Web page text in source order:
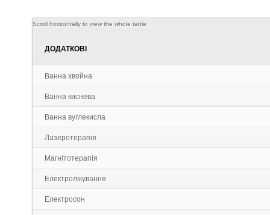
ДОДАТКОВІ
Ванна хвойна
Ванна киснева
Ванна вуглекисла
Лазеротерапія
Магнітотерапія
Електролікування
Електросон